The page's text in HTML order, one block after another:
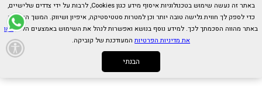
באתר זה נעשה שימוש בטכנולוגיות איסוף מידע כגון Cookies, לרבות על ידי צדדים שלישיים,
כדי לספק לך חווית גלישה טובה יותר וכן למטרות סטטיסטיקה, איפיון ושיווק. המשך הגלישה
באתר מהווה הסכמתך לכך. למידע נוסף בנושא ואפשרות לנהל את השימוש באמצעים הללו,ראו
את מדיניות הפרטיותהמעודכנת של קוביקה.
הבנתי